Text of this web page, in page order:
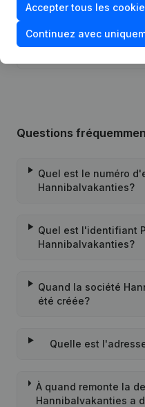
18-10-2018
Questions
Quel est le numéro
Hannibalvakanties?
Quel est l'identifiant
Hannibalvakanties?
Quand la société
été créée?
Quelle est
À quand remonte la
Hannibalvakanties a
Accepter tous les
Continuez avec